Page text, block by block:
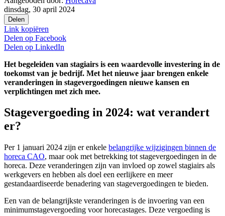
dinsdag, 30 april 2024
Delen
Link kopiëren
Delen op Facebook
Delen op LinkedIn
Het begeleiden van stagiairs is een waardevolle investering in de
toekomst van je bedrijf. Met het nieuwe jaar brengen enkele
veranderingen in stagevergoedingen nieuwe kansen en
verplichtingen met zich mee.
Stagevergoeding in 2024: wat verandert
er?
Per 1 januari 2024 zijn er enkele belangrijke wijzigingen binnen de
horeca CAO, maar ook met betrekking tot stagevergoedingen in de
horeca. Deze veranderingen zijn van invloed op zowel stagiairs als
werkgevers en hebben als doel een eerlijkere en meer
gestandaardiseerde benadering van stagevergoedingen te bieden.
Een van de belangrijkste veranderingen is de invoering van een
minimumstagevergoeding voor horecastages. Deze vergoeding is